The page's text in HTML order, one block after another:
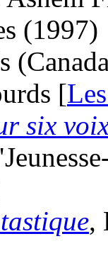
(1997)
[
six
,